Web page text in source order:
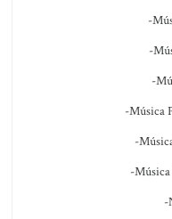
-
-
-
-Música
-
-
-